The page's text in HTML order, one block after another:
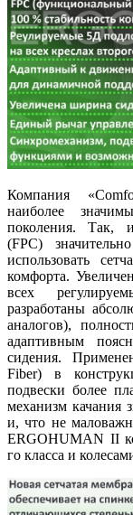
Компания
наиболее
поколения. Так,
(FPC)
использовать
комфорта.
всех
разработаны
аналогов),
адаптивным
сидения.
Fiber) в
подвески более
механизм качания
и, что не
ERGOHUMAN II
го класса и